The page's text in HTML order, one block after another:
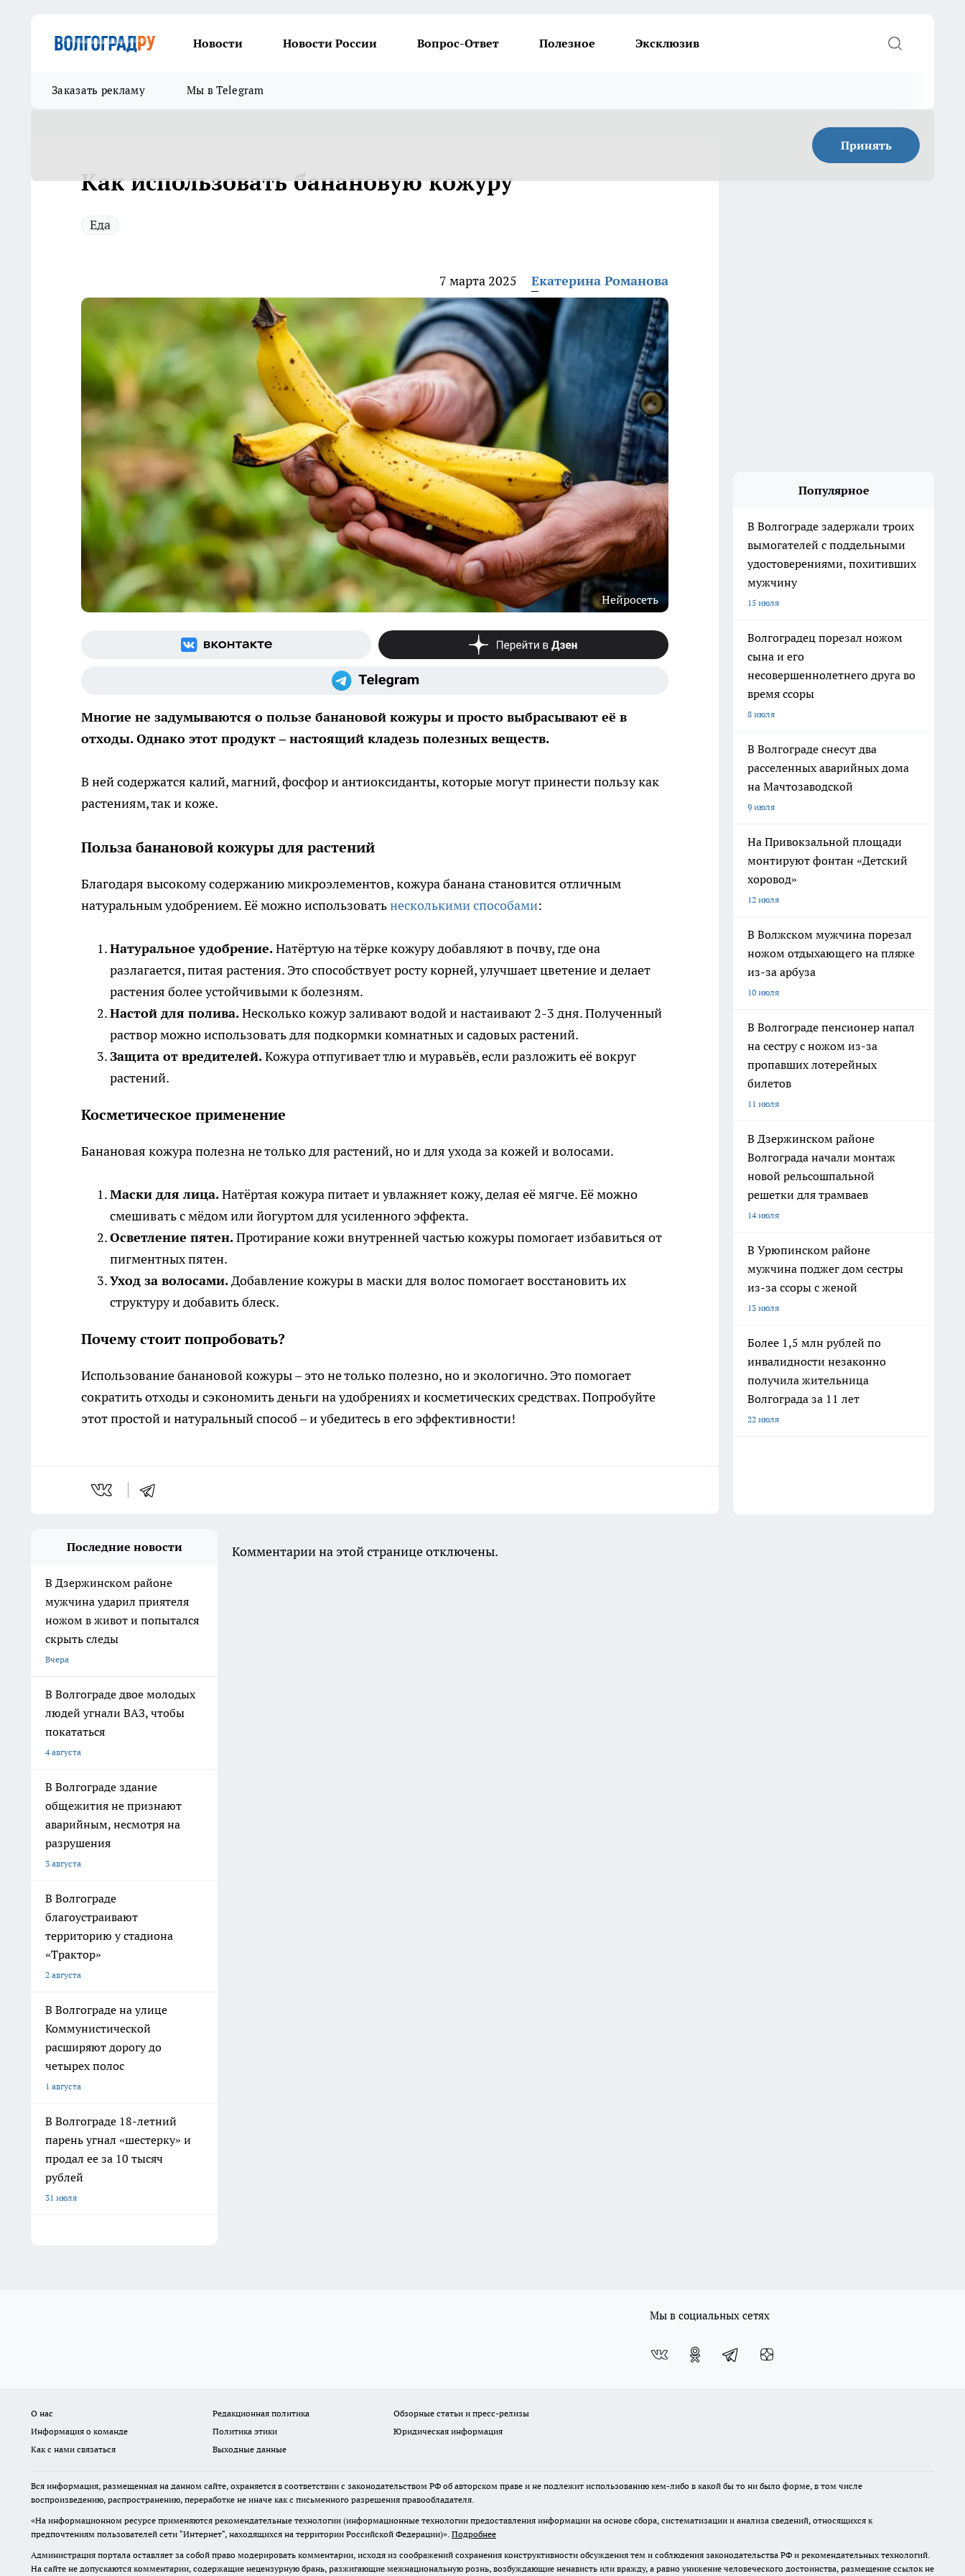
Новости Новости России Вопрос-Ответ Полезное Эксклюзив
Заказать рекламу Мы в Telegram
Принять
Как использовать банановую кожуру
Еда
7 марта 2025 Екатерина Романова
Нейросеть
Многие не задумываются о пользе банановой кожуры и просто выбрасывают её в
отходы. Однако этот продукт – настоящий кладезь полезных веществ.
В ней содержатся калий, магний, фосфор и антиоксиданты, которые могут принести пользу как
растениям, так и коже.
Польза банановой кожуры для растений
Благодаря высокому содержанию микроэлементов, кожура банана становится отличным
натуральным удобрением. Её можно использоватьнесколькими способами:
Натуральное удобрение.Натёртую на тёрке кожуру добавляют в почву, где она
разлагается, питая растения. Это способствует росту корней, улучшает цветение и делает
растения более устойчивыми к болезням.
Настой для полива.Несколько кожур заливают водой и настаивают 2-3 дня. Полученный
раствор можно использовать для подкормки комнатных и садовых растений.
Защита от вредителей.Кожура отпугивает тлю и муравьёв, если разложить её вокруг
растений.
Косметическое применение
Банановая кожура полезна не только для растений, но и для ухода за кожей и волосами.
Маски для лица.Натёртая кожура питает и увлажняет кожу, делая её мягче. Её можно
смешивать с мёдом или йогуртом для усиленного эффекта.
Осветление пятен.Протирание кожи внутренней частью кожуры помогает избавиться от
пигментных пятен.
Уход за волосами.Добавление кожуры в маски для волос помогает восстановить их
структуру и добавить блеск.
Почему стоит попробовать?
Использование банановой кожуры – это не только полезно, но и экологично. Это помогает
сократить отходы и сэкономить деньги на удобрениях и косметических средствах. Попробуйте
этот простой и натуральный способ – и убедитесь в его эффективности!
Популярное
В Волгограде задержали троих
вымогателей с поддельными
удостоверениями, похитивших
мужчину
15 июля
Волгоградец порезал ножом
сына и его
несовершеннолетнего друга во
время ссоры
8 июля
В Волгограде снесут два
расселенных аварийных дома
на Мачтозаводской
9 июля
На Привокзальной площади
монтируют фонтан «Детский
хоровод»
12 июля
В Волжском мужчина порезал
ножом отдыхающего на пляже
из-за арбуза
10 июля
В Волгограде пенсионер напал
на сестру с ножом из-за
пропавших лотерейных
билетов
11 июля
В Дзержинском районе
Волгограда начали монтаж
новой рельсошпальной
решетки для трамваев
14 июля
В Урюпинском районе
мужчина поджег дом сестры
из-за ссоры с женой
13 июля
Более 1,5 млн рублей по
инвалидности незаконно
получила жительница
Волгограда за 11 лет
22 июля
Последние новости
В Дзержинском районе
мужчина ударил приятеля
ножом в живот и попытался
скрыть следы
Вчера
В Волгограде двое молодых
людей угнали ВАЗ, чтобы
покататься
4 августа
В Волгограде здание
общежития не признают
аварийным, несмотря на
разрушения
3 августа
В Волгограде
благоустраивают
территорию у стадиона
«Трактор»
2 августа
В Волгограде на улице
Коммунистической
расширяют дорогу до
четырех полос
1 августа
В Волгограде 18-летний
парень угнал «шестерку» и
продал ее за 10 тысяч
рублей
31 июля
Комментарии на этой странице отключены.
Мы в социальных сетях
О нас Редакционная политика
Обзорные статьи и пресс-релизы
Информация о команде
Политика этики
Юридическая информация
Как с нами связаться
Выходные данные
Вся информация, размещенная на данном сайте, охраняется в соответствии с законодательством РФ об авторском праве и не подлежит использованию кем-либо в какой бы то ни было форме, в том числе
воспроизведению, распространению, переработке не иначе как с письменного разрешения правообладателя.
«На информационном ресурсе применяются рекомендательные технологии (информационные технологии предоставления информации на основе сбора, систематизации и анализа сведений, относящихся к
предпочтениям пользователей сети "Интернет", находящихся на территории Российской Федерации)». Подробнее
Администрация портала оставляет за собой право модерировать комментарии, исходя из соображений сохранения конструктивности обсуждения тем и соблюдения законодательства РФ и рекомендательных технологий.
На сайте не допускаются комментарии, содержащие нецензурную брань, разжигающие межнациональную рознь, возбуждающие ненависть или вражду, а равно унижение человеческого достоинства, размещение ссылок не